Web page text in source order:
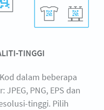
TINGGI
dalam beberapa
PNG, EPS dan
tinggi. Pilih